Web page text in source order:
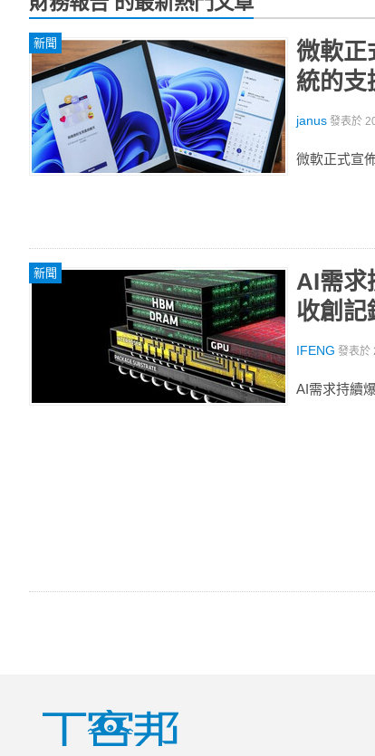
新聞
微軟正
統的支
janus 發表於
微軟正式宣
新聞
AI需求
收創記
IFENG 發表於
AI需求持續